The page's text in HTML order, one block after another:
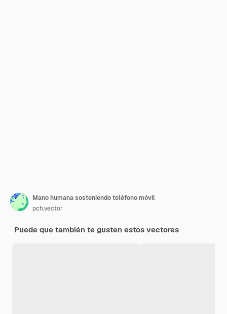
Mano humana sosteniendo teléfono móvil
pch.vector
Puede que también te gusten estos vectores